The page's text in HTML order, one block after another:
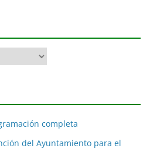
completa
del Ayuntamiento para el